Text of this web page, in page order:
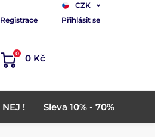
CZK
Registrace Přihlásit se
0 0 Kč
NEJ ! Sleva 10% - 70%